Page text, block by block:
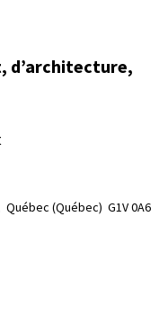
d’architecture,
Québec (Québec)  G1V 0A6